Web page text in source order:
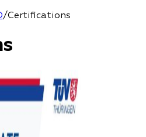
/Certifications